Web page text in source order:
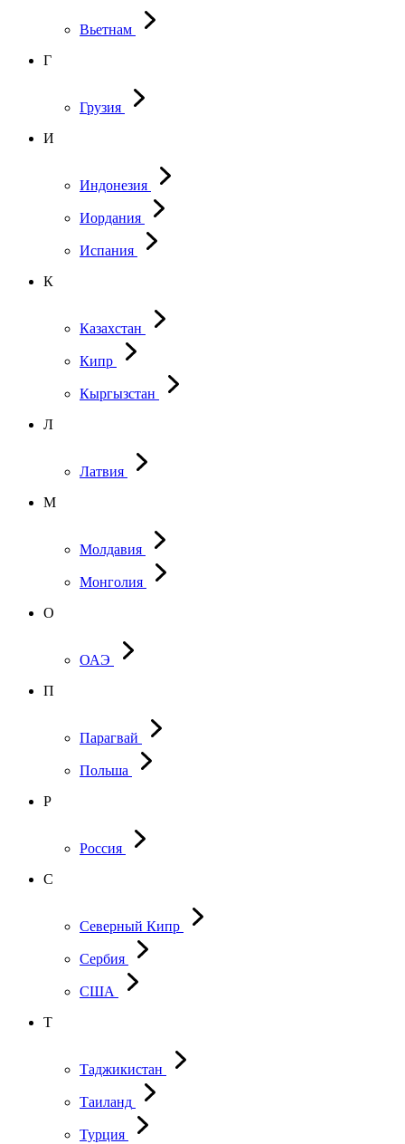
Вьетнам
Г
Грузия
И
Индонезия
Иордания
Испания
К
Казахстан
Кипр
Кыргызстан
Л
Латвия
М
Молдавия
Монголия
О
ОАЭ
П
Парагвай
Польша
Р
Россия
С
Северный Кипр
Сербия
США
Т
Таджикистан
Таиланд
Турция